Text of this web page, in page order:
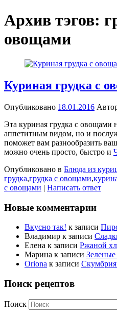
Архив тэгов:
овощами
Куриная грудка с
Опубликовано 18.01.2016
Эта куриная грудка с овощами
аппетитным видом, но и
поможет вам разнообразить
можно очень просто, быстро и
Опубликовано в Блюда из
грудка,грудка с овощами,
с овощами | Написать ответ
Новые комментарии
Вкусно так! к записи
Владимир к записи
Елена к записи Ржаной
Марина к записи
Oriona к записи
Поиск рецептов
Поиск